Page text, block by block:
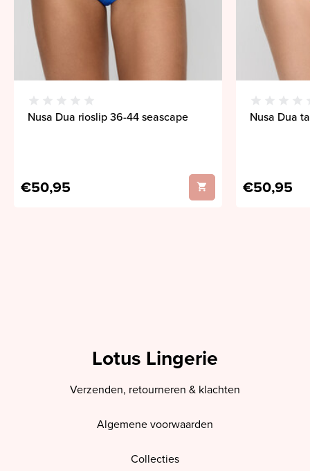
Nusa Dua rioslip 36-44 seascape
€50,95
Nusa Dua
€50,95
Lotus Lingerie
Verzenden, retourneren & klachten
Algemene voorwaarden
Collecties